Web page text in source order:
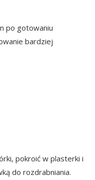
po gotowaniu
bardziej
pokroić w plasterki i
do rozdrabniania.